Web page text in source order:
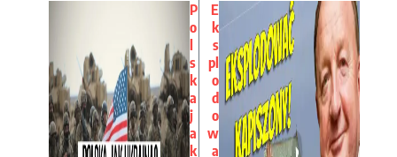
P
o
s
k
a
j
a
k
E
k
s
pl
o
d
o
w
a